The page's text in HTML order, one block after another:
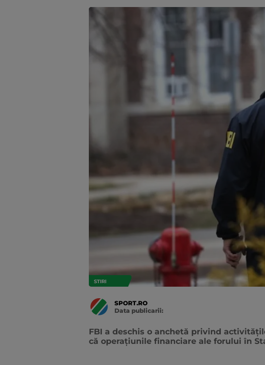
STIRI
SPORT.RO
Data publicarii:
FBI a deschis o anchetă privind
că operaţiunile financiare ale forului în